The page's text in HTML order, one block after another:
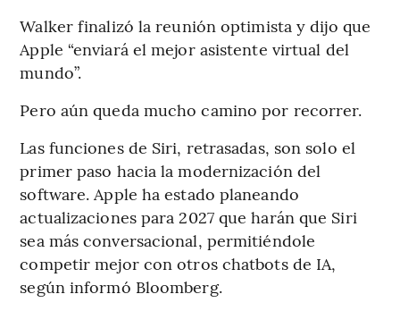
Walker finalizó la reunión optimista y dijo que
Apple “enviará el mejor asistente virtual del
mundo”.
Pero aún queda mucho camino por recorrer.
Las funciones de Siri, retrasadas, son solo el
primer paso hacia la modernización del
software. Apple ha estado planeando
actualizaciones para 2027 que harán que Siri
sea más conversacional, permitiéndole
competir mejor con otros chatbots de IA,
según informó Bloomberg.